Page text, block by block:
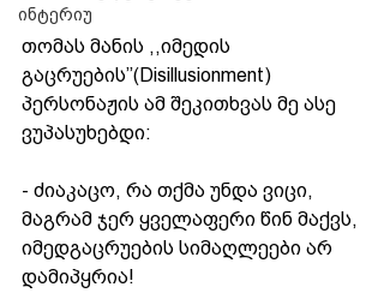
ინტერიუ
თომას მანის ,,იმედის
გაცრუების’’(Disillusionment)
პერსონაჟის ამ შეკითხვას მე ასე
ვუპასუხებდი:
- ძიაკაცო, რა თქმა უნდა ვიცი,
მაგრამ ჯერ ყველაფერი წინ მაქვს,
იმედგაცრუების სიმაღლეები არ
დამიპყრია!